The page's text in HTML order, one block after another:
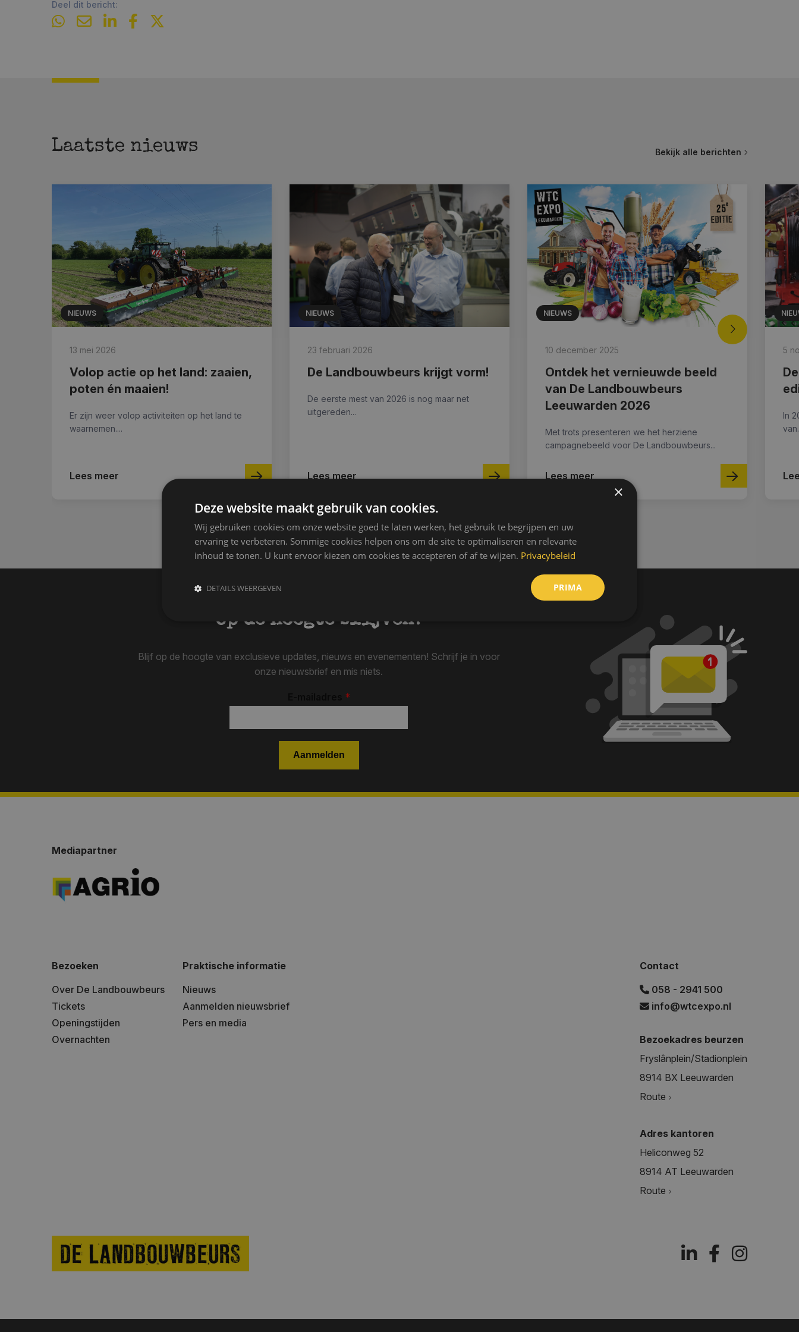
Deel dit bericht:
Laatste nieuws Bekijk alle berichten
NIEUWS
13 mei 2026
Volop actie op het land: zaaien,
poten én maaien!
Er zijn weer volop activiteiten op het land te
waarnemen....
Lees meer
NIEUWS
23 februari 2026
De Landbouwbeurs krijgt vorm!
De eerste mest van 2026 is nog maar net
uitgereden...
Lees meer
NIEUWS
10 december 2025
Ontdek het vernieuwde beeld
van De Landbouwbeurs
Leeuwarden 2026
Met trots presenteren we het herziene
campagnebeeld voor De Landbouwbeurs...
Lees meer
5
In
Op de hoogte blijven?
Blijf op de hoogte van exclusieve updates, nieuws en evenementen! Schrijf je in voor
onze nieuwsbrief en mis niets.
*
Mediapartner
Bezoeken
Over De Landbouwbeurs
Tickets
Openingstijden
Overnachten
Praktische informatie
Nieuws
Aanmelden nieuwsbrief
Pers en media
Contact
058 - 2941 500
info@wtcexpo.nl
Bezoekadres beurzen
Fryslânplein/Stadionplein
8914 BX Leeuwarden
Route
Adres kantoren
Heliconweg 52
8914 AT Leeuwarden
Route
×
Deze website maakt gebruik van cookies.
Wij gebruiken cookies om onze website goed te laten werken, het gebruik te begrijpen en uw
ervaring te verbeteren. Sommige cookies helpen ons om de site te optimaliseren en relevante
inhoud te tonen. U kunt ervoor kiezen om cookies te accepteren of af te wijzen. Privacybeleid
PRIMA
DETAILS WEERGEVEN